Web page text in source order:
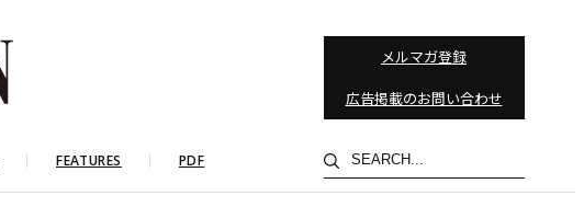
メルマガ登録
広告掲載のお問い合わせ
FEATURES PDF
検
索